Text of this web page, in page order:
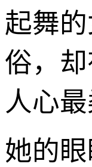
起舞
俗，
人心最
她的